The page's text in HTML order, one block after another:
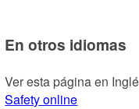
En otros idiomas
Ver esta página en
Safety online